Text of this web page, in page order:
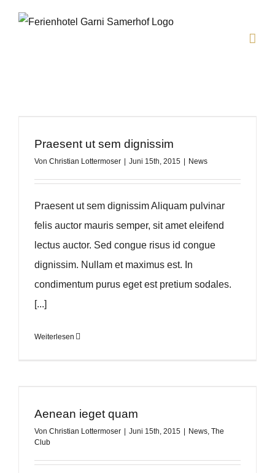
Praesent ut sem dignissim
Von Christian Lottermoser Juni 15th, 2015 News
Praesent ut sem dignissim Aliquam pulvinar
felis auctor mauris semper, sit amet eleifend
lectus auctor. Sed congue risus id congue
dignissim. Nullam et maximus est. In
condimentum purus eget est pretium sodales.
[...]
Weiterlesen
Aenean ieget quam
Von Christian Lottermoser Juni 15th, 2015 News, The
Club